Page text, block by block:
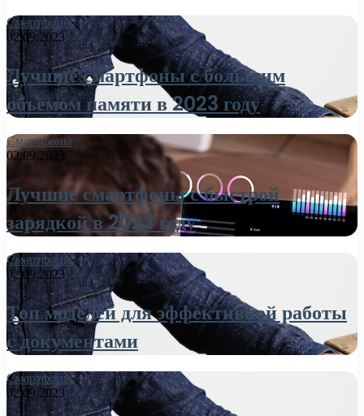
Смартфоны
02.09.2023
Лучшие смартфоны с большим
объемом памяти в 2023 году
Смартфоны
02.09.2023
Лучшие смартфоны с быстрой
зарядкой в 2023 году
Смартфоны
02.09.2023
Топ моделей для эффективной работы
с документами
Смартфоны
02.09.2023